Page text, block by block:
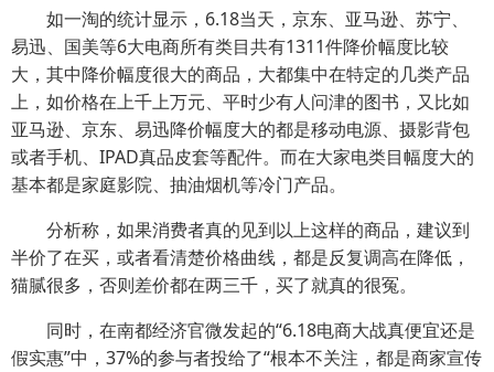
如一淘的统计显示，6.18当天，京东、亚马逊、苏宁、
易迅、国美等6大电商所有类目共有1311件降价幅度比较
大，其中降价幅度很大的商品，大都集中在特定的几类产品
上，如价格在上千上万元、平时少有人问津的图书，又比如
亚马逊、京东、易迅降价幅度大的都是移动电源、摄影背包
或者手机、IPAD真品皮套等配件。而在大家电类目幅度大的
基本都是家庭影院、抽油烟机等冷门产品。
分析称，如果消费者真的见到以上这样的商品，建议到
半价了在买，或者看清楚价格曲线，都是反复调高在降低，
猫腻很多，否则差价都在两三千，买了就真的很冤。
同时，在南都经济官微发起的“6.18电商大战真便宜还是
假实惠”中，37%的参与者投给了“根本不关注，都是商家宣传